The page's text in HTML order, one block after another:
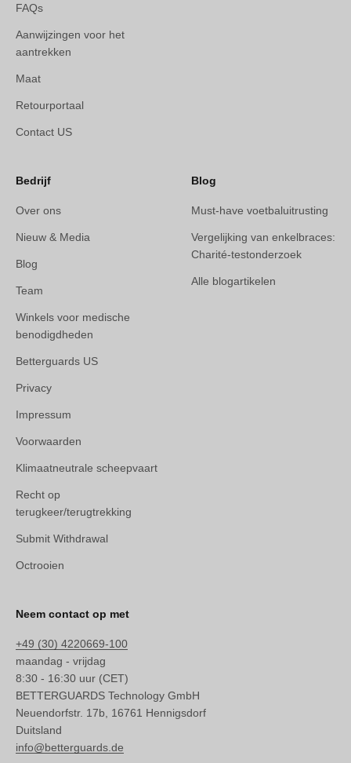
FAQs
Aanwijzingen voor het
aantrekken
Maat
Retourportaal
Contact US
Bedrijf
Over ons
Nieuw & Media
Blog
Team
Winkels voor medische
benodigdheden
Betterguards US
Privacy
Impressum
Voorwaarden
Klimaatneutrale scheepvaart
Recht op
terugkeer/terugtrekking
Submit Withdrawal
Octrooien
Blog
Must-have voetbaluitrusting
Vergelijking van enkelbraces:
Charité-testonderzoek
Alle blogartikelen
Neem contact op met
+49 (30) 4220669-100
maandag - vrijdag
8:30 - 16:30 uur (CET)
BETTERGUARDS Technology GmbH
Neuendorfstr. 17b, 16761 Hennigsdorf
Duitsland
info@betterguards.de